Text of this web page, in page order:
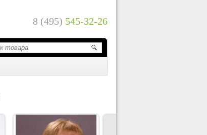
8 (495) 545-32-26